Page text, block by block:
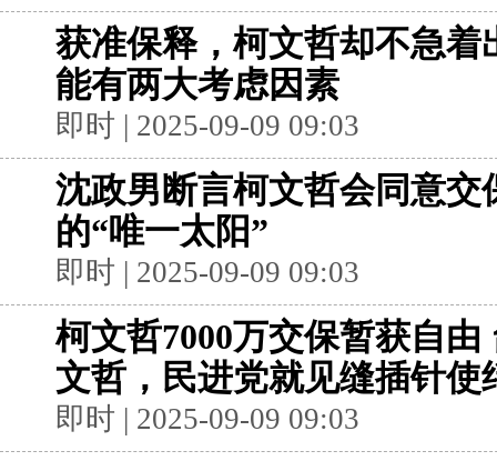
获准保释，柯文哲却不急着
能有两大考虑因素
即时 | 2025-09-09 09:03
沈政男断言柯文哲会同意交
的“唯一太阳”
即时 | 2025-09-09 09:03
柯文哲7000万交保暂获自
文哲，民进党就见缝插针使
即时 | 2025-09-09 09:03